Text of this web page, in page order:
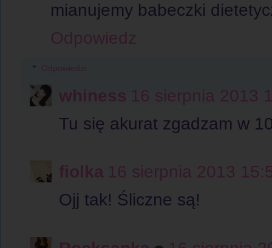
mianujemy babeczki
Odpowiedz
Odpowiedzi
whiness 16 sierpnia 2013
Tu się akurat zgadzam w
fiolka 16 sierpnia 2013
Ojj tak! Śliczne są!